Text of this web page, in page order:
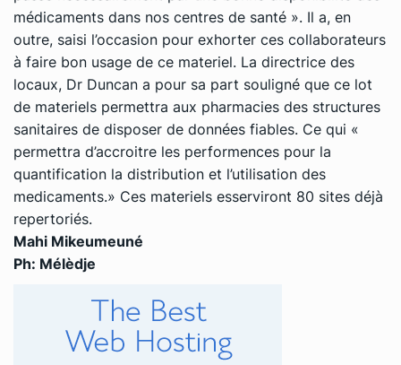
médicaments dans nos centres de santé ». Il a, en
outre, saisi l’occasion pour exhorter ces collaborateurs
à faire bon usage de ce materiel. La directrice des
locaux, Dr Duncan a pour sa part souligné que ce lot
de materiels permettra aux pharmacies des structures
sanitaires de disposer de données fiables. Ce qui «
permettra d’accroitre les performences pour la
quantification la distribution et l’utilisation des
medicaments.» Ces materiels esserviront 80 sites déjà
repertoriés.
Mahi Mikeumeuné
Ph: Mélèdje